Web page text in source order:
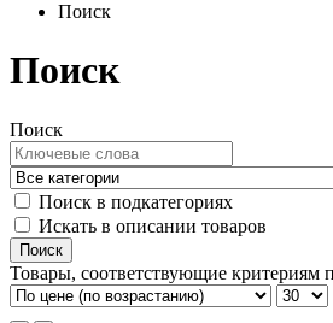
Поиск
Поиск
Поиск
Поиск в подкатегориях
Искать в описании товаров
Товары, соответствующие критериям